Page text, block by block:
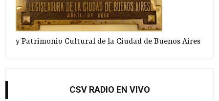
y Patrimonio Cultural de la Ciudad de Buenos Aires
CSV RADIO EN VIVO